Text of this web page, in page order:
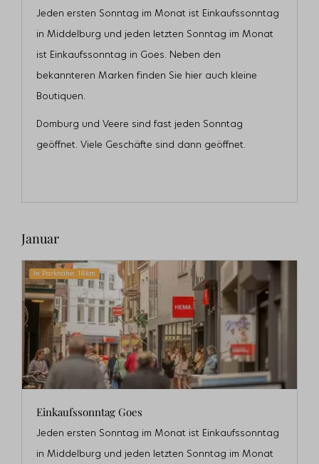
Jeden ersten Sonntag im Monat ist Einkaufssonntag
in Middelburg und jeden letzten Sonntag im Monat
ist Einkaufssonntag in Goes. Neben den
bekannteren Marken finden Sie hier auch kleine
Boutiquen.
Domburg und Veere sind fast jeden Sonntag
geöffnet. Viele Geschäfte sind dann geöffnet.
Januar
In Parknähe: 18km
Einkaufssonntag Goes
Jeden ersten Sonntag im Monat ist Einkaufssonntag
in Middelburg und jeden letzten Sonntag im Monat